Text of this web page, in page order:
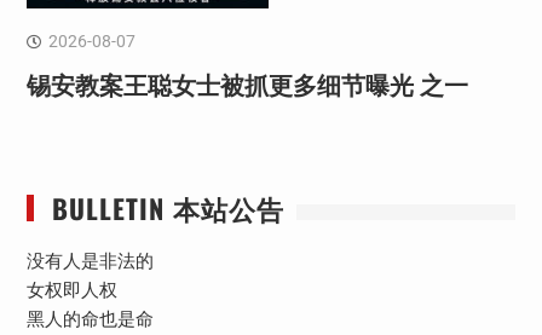
2026-08-07
锡安教案王聪女士被抓更多细节曝光 之一
BULLETIN 本站公告
没有人是非法的
女权即人权
黑人的命也是命